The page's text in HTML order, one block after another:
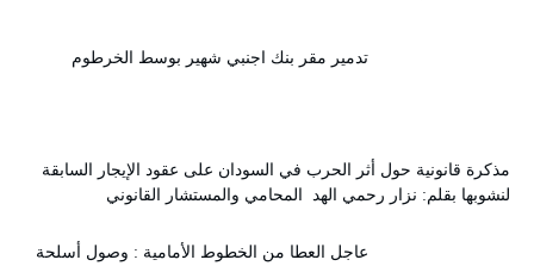
تدمير مقر بنك اجنبي شهير بوسط الخرطوم
مذكرة قانونية حول أثر الحرب في السودان على عقود الإيجار السابقة
لنشوبها بقلم: نزار رحمي الهد المحامي والمستشار القانوني
عاجل العطا من الخطوط الأمامية : وصول أسلحة